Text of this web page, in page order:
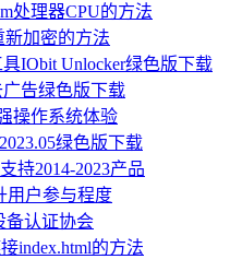
处理器CPU的方法
新加密的方法
IObit Unlocker绿色版下载
告绿色版下载
操作系统体验
绿色版下载
持2014-2023产品
用户参与程度
备认证协会
index.html的方法